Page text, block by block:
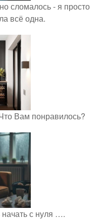
сломалось - я просто
всё одна.
Вам понравилось?
с нуля ….